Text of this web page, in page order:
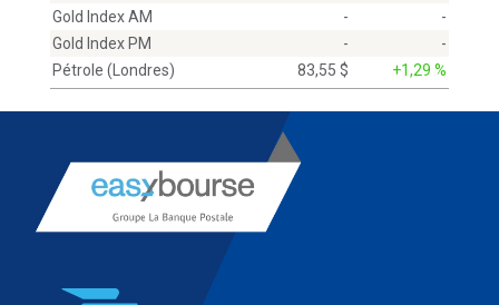
Gold Index AM
-
-
Gold Index PM
-
-
Pétrole (Londres)
83,55 $ +1,29 %